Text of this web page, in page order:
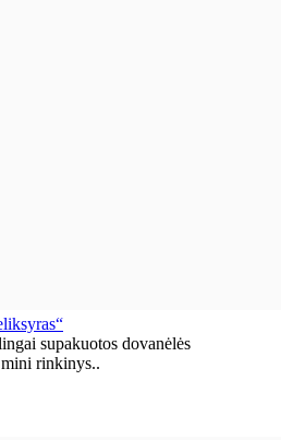
supakuotos dovanėlės
rinkinys..